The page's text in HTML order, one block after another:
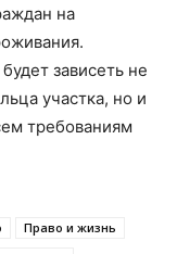
на
зависеть не
участка, но и
требованиям
Право и жизнь